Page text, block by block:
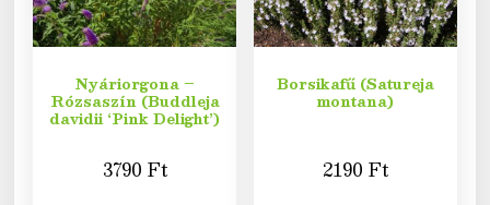
Nyáriorgona –
Rózsaszín (Buddleja
davidii ‘Pink Delight’)
3790 Ft
Borsikafű (Satureja
montana)
2190 Ft